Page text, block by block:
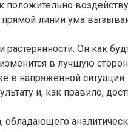
положительно
прямой линии ума
Он как
в лучшую
в напряженной
и, как правило,
обладающего